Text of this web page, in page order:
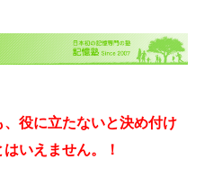
役に立たないと決め付け
いえません。！